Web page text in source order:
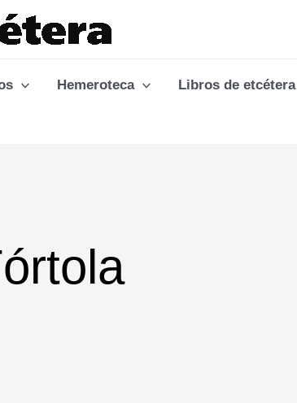
Hemeroteca Libros de etcétera